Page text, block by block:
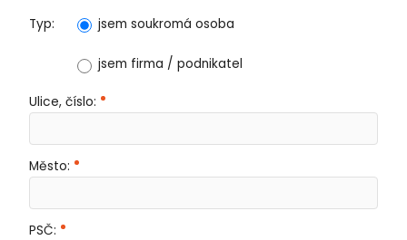
Typ: jsem soukromá osoba
jsem firma / podnikatel
Ulice, číslo:
Město:
PSČ: